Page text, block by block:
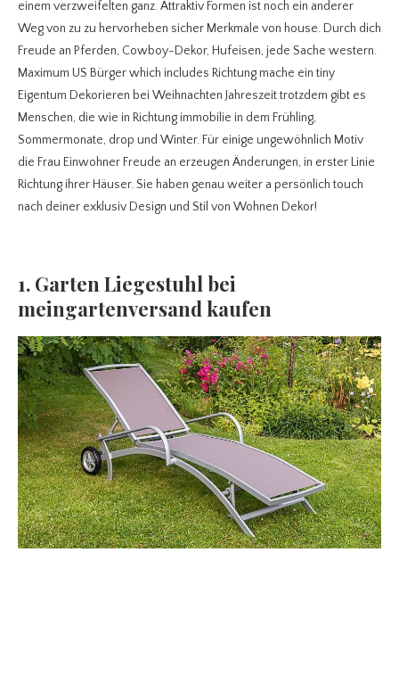
einem verzweifelten ganz. Attraktiv Formen ist noch ein anderer
Weg von zu zu hervorheben sicher Merkmale von house. Durch dich
Freude an Pferden, Cowboy-Dekor, Hufeisen, jede Sache western.
Maximum US Bürger which includes Richtung mache ein tiny
Eigentum Dekorieren bei Weihnachten Jahreszeit trotzdem gibt es
Menschen, die wie in Richtung immobilie in dem Frühling,
Sommermonate, drop und Winter. Für einige ungewöhnlich Motiv
die Frau Einwohner Freude an erzeugen Änderungen, in erster Linie
Richtung ihrer Häuser. Sie haben genau weiter a persönlich touch
nach deiner exklusiv Design und Stil von Wohnen Dekor!
1. Garten Liegestuhl bei
meingartenversand kaufen